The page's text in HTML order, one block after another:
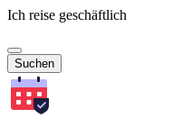
Ich reise geschäftlich
Suchen